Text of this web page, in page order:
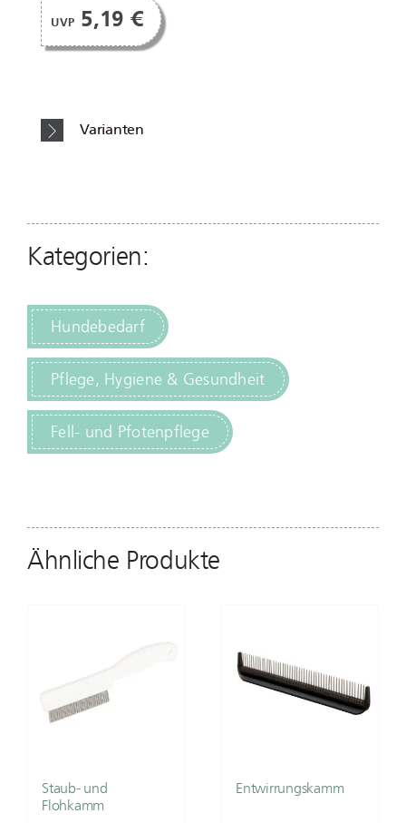
UVP 5,19 €
Varianten
Kategorien:
Hundebedarf
Pflege, Hygiene & Gesundheit
Fell- und Pfotenpflege
Ähnliche Produkte
Staub- und
Flohkamm
Entwirrungskamm